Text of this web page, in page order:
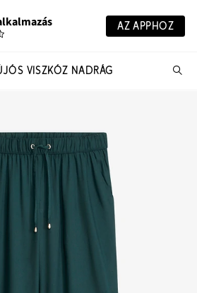
AZ APPHOZ
VISZKÓZ NADRÁG